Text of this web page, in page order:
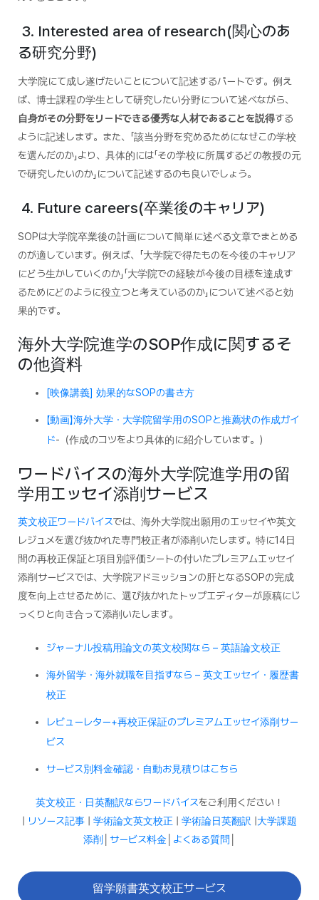
3. Interested area of research(関心のあ
る研究分野)
大学院にて成し遂げたいことについて記述するパートです。例え
ば、博士課程の学生として研究したい分野について述べながら、
自身がその分野をリードできる優秀な人材であることを説得する
ように記述します。また、「該当分野を究めるためになぜこの学校
を選んだのか」より、具体的には「その学校に所属するどの教授の元
で研究したいのか」について記述するのも良いでしょう。
4. Future careers(卒業後のキャリア)
SOPは大学院卒業後の計画について簡単に述べる文章でまとめる
のが適しています。例えば、「大学院で得たものを今後のキャリア
にどう生かしていくのか」「大学院での経験が今後の目標を達成す
るためにどのように役立つと考えているのか」について述べると効
果的です。
海外大学院進学のSOP作成に関するそ
の他資料
[映像講義] 効果的なSOPの書き方
【動画】海外大学・大学院留学用のSOPと推薦状の作成ガイ
ド-（作成のコツをより具体的に紹介しています。）
ワードバイスの海外大学院進学用の留
学用エッセイ添削サービス
英文校正ワードバイスでは、海外大学院出願用のエッセイや英文
レジュメを選び抜かれた専門校正者が添削いたします。特に14日
間の再校正保証と項目別評価シートの付いたプレミアムエッセイ
添削サービスでは、大学院アドミッションの肝となるSOPの完成
度を向上させるために、選び抜かれたトップエディターが原稿にじ
っくりと向き合って添削いたします。
ジャーナル投稿用論文の英文校閲なら – 英語論文校正
海外留学・海外就職を目指すなら – 英文エッセイ・履歴書
校正
レビューレター+再校正保証のプレミアムエッセイ添削サー
ビス
サービス別料金確認・自動お見積りはこちら
英文校正・日英翻訳ならワードバイスをご利用ください！
| リソース記事 | 学術論文英文校正 | 学術論日英翻訳 |大学課題
添削
サービス料金 よくある質問
留学願書英文校正サービス